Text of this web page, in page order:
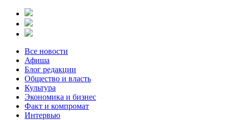
Все новости
Афиша
Блог редакции
Общество и власть
Культура
Экономика и бизнес
Факт и компромат
Интервью